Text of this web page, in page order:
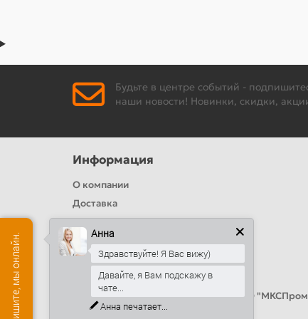
Будьте в центре событий -
наши новости! Новинки, скидки,
Информация
О компании
Доставка
Политика безопасности
Условия соглашения
Цвета RAL
Оплата
Калькулятор сэндвич панелей от ООО
Анна
Здравствуйте! Я Вас вижу)
Давайте, я Вам подскажу в
чате...
Анна печатает...